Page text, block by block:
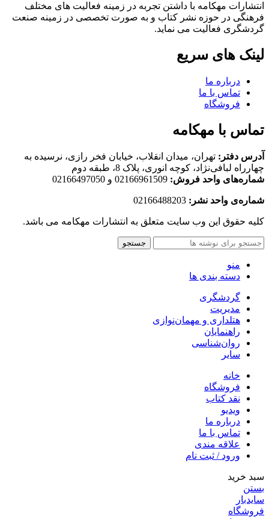
انتشارات مهکامه با داشتن تجربه در زمینه فعالیت های مختلف
فرهنگی در حوزه نشر کتاب و به صورت تخصصی در زمینه صنعت
گردشگری فعالیت می نماید.
لینک های سریع
درباره ما
تماس با ما
فروشگاه
تماس با مهکامه
آدرس دفتر: تهران، میدان انقلاب، خیابان فخر رازی، نرسیده به
چهارراه لبافی‌نژاد، کوچه انوری، پلاک 8، طبقه دوم
شماره‌های واحد فروش: 02166961509 و 02166497050
شماره‌‌ی واحد نشر:
کلیه حقوق این وب سایت متعلق به انتشارات مهکامه می باشد.
جستجو
منو
دسته بندی ها
گردشگری
مدیریت
هتلداری و مهمان‌نوازی
راهنمایان
روان‌شناسی
سایر
خانه
فروشگاه
نقد کتاب
ویدیو
درباره‌ ما
تماس با ما
علاقه مندی
ورود / ثبت نام
سبد خرید
بستن
سایدبار
فروشگاه